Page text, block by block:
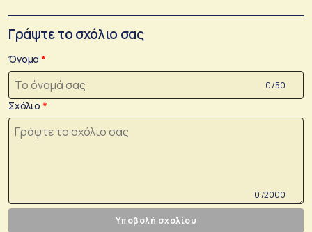
Γράψτε το σχόλιο σας
Όνομα
0 /50
Σχόλιο
0 /2000
Υποβολή σχολίου